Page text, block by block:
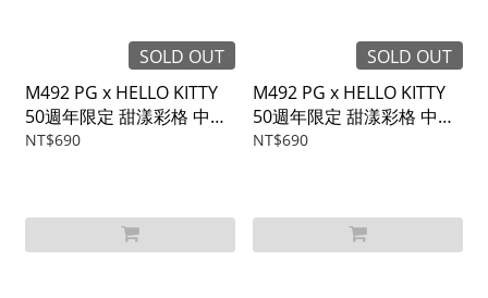
SOLD OUT
M492 PG x HELLO KITTY
50週年限定 甜漾彩格 中夾
粉色
NT$690
SOLD OUT
M492 PG x HELLO KITTY
50週年限定 甜漾彩格 中夾
紫色
NT$690